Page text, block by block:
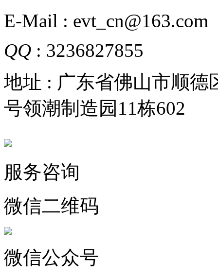
E-Mail : evt_cn@163.com
QQ : 3236827855
地址 : 广东省佛山市顺德
号领潮制造园11栋602
服务咨询
微信二维码
微信公众号